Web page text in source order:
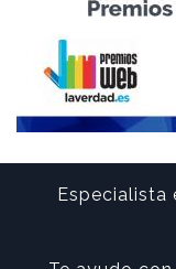
Especialista